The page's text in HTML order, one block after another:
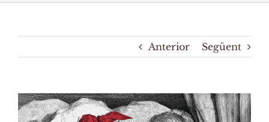
Anterior Següent
View
Larger